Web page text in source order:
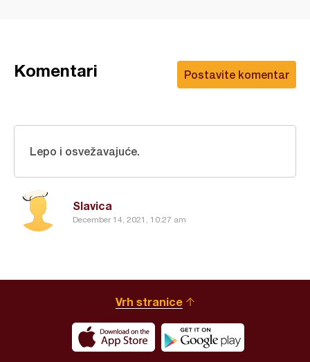
Postavite komentar
Komentari
Slavica
December 14, 2021, 10:27 am
Lepo i osvežavajuće.
Vrh stranice